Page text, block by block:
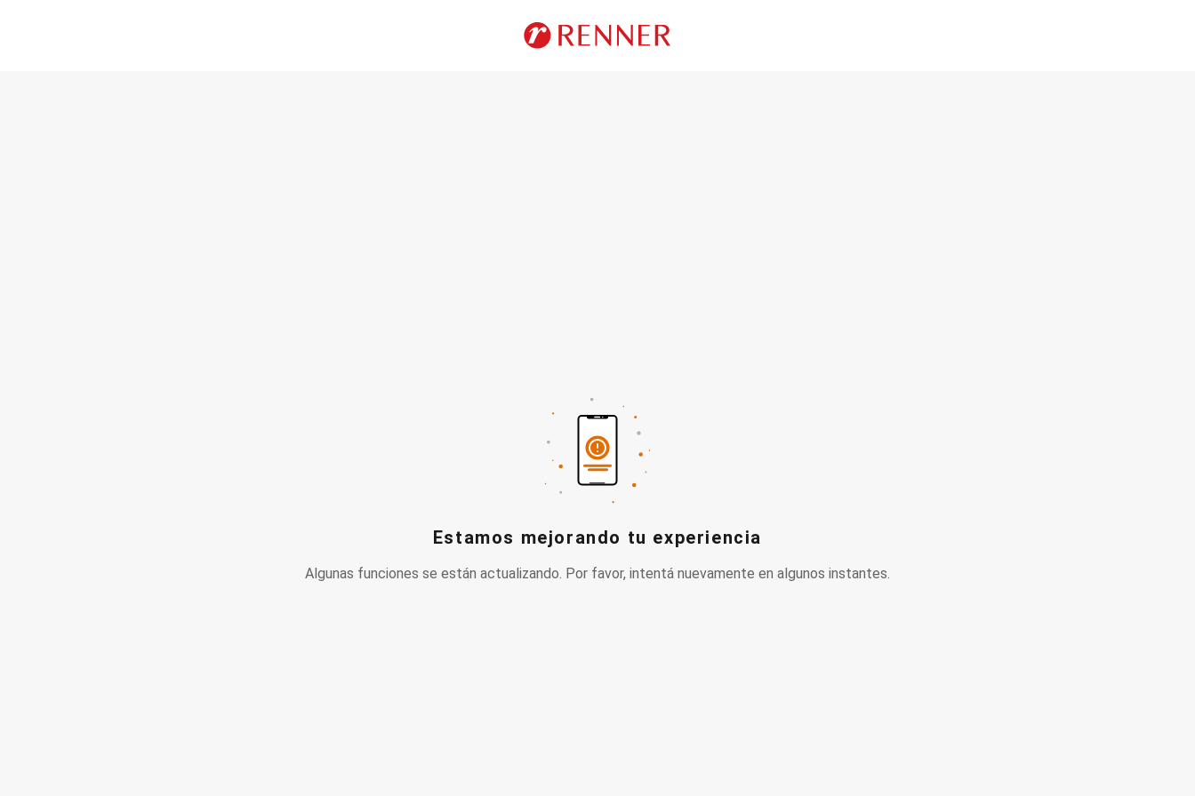
Estamos mejorando tu experiencia
Algunas funciones se están actualizando. Por favor, intentá nuevamente en algunos instantes.